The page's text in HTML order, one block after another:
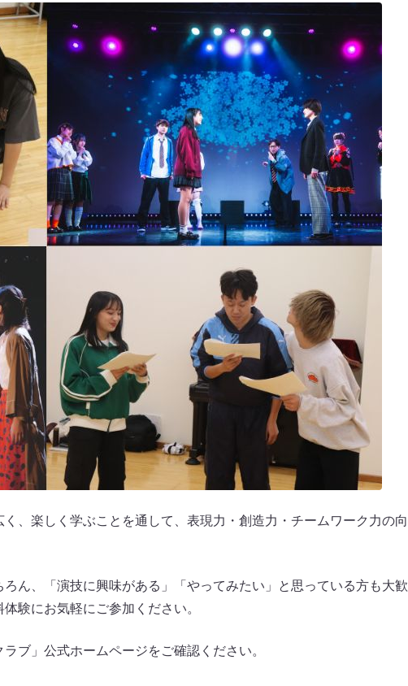
、楽しく学ぶことを通して、表現力・創造力・チームワーク力の向
ん、「演技に興味がある」「やってみたい」と思っている方も大歓
験にお気軽にご参加ください。
ブ」公式ホームページをご確認ください。